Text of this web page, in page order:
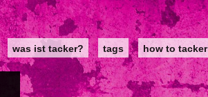
was ist tacker? tags how to tacker